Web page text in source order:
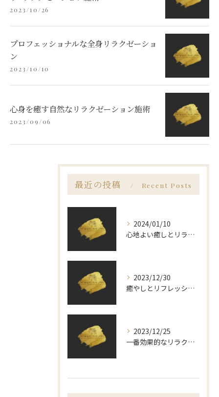
2023/10/26
プロフェッショナルな全身リラクゼーショ
ン
2023/10/10
心身を癒す自然なリラクゼーション施術
2023/09/06
最近の投稿 Recent Posts
2024/01/10
心地よい癒しとリラックスを提供するリラクゼーションサロン
2023/12/30
癒やしとリフレッシュの空間
2023/12/25
一番効果的なリラクゼーション法とは？